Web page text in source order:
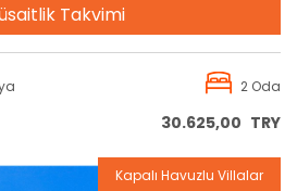
Takvimi
2 Oda
30.625,00 TRY
Kapalı Havuzlu Villalar